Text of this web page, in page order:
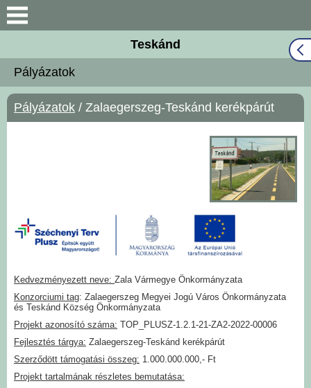
Keresés
Közös Önkormányzati
Hivatal
Naptár
Falutörténet
Önkormányzat
Intézmények
Pályázatok
Teskánd
Pályázatok
Pályázatok / Zalaegerszeg-Teskánd kerékpárút
Kedvezményezett neve: Zala Vármegye Önkormányzata
Konzorciumi tag: Zalaegerszeg Megyei Jogú Város Önkormányzata
és Teskánd Község Önkormányzata
Projekt azonosító száma: TOP_PLUSZ-1.2.1-21-ZA2-2022-00006
Fejlesztés tárgya: Zalaegerszeg-Teskánd kerékpárút
Szerződött támogatási összeg: 1.000.000.000,- Ft
Projekt tartalmának részletes bemutatása: